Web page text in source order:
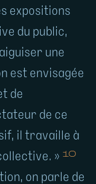
expositions
du public,
une
est envisagée
de
de ce
il travaille à
» 10
on parle de